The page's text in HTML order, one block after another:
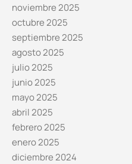
noviembre 2025
octubre 2025
septiembre 2025
agosto 2025
julio 2025
junio 2025
mayo 2025
abril 2025
febrero 2025
enero 2025
diciembre 2024